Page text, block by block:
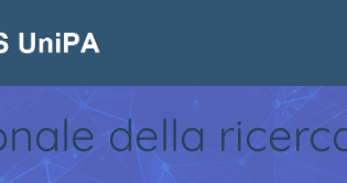
della